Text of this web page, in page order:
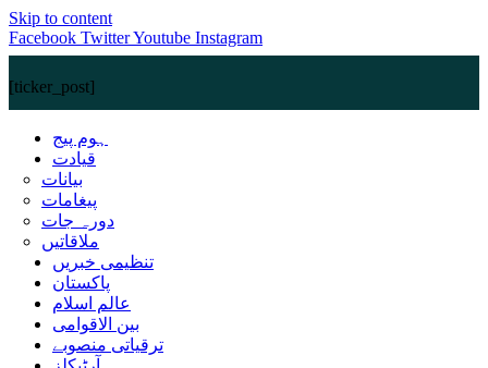
Skip to content
Facebook TwitterYoutube Instagram
[ticker_post]
ہوم پیج
قیادت
بیانات
پیغامات
دورہ جات
ملاقاتیں
تنظیمی خبریں
پاکستان
عالم اسلام
بین الاقوامی
ترقیاتی منصوبے